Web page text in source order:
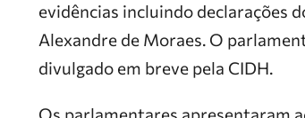
evidências incluindo declarações
Alexandre de Moraes. O
divulgado em breve pela CIDH.